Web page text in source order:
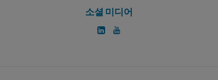
소셜 미디어